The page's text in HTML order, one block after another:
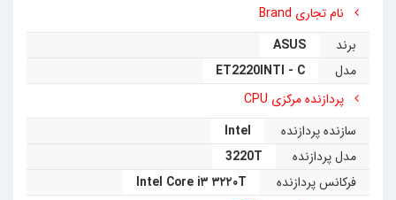
نام تجاری Brand
برند
ASUS
مدل
ET2220INTI - C
پردازنده مرکزی CPU
سازنده پردازنده
Intel
مدل پردازنده
3220T
فرکانس پردازنده
Intel Core i۳ ۳۲۲۰T